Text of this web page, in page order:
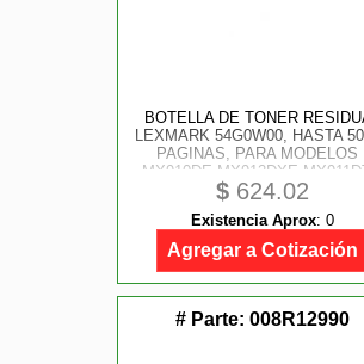
BOTELLA DE TONER
LEXMARK 54G0W00, HASTA
PAGINAS, PARA MODELOS
MX910DE MX912DXE
MS911DE
$ 624.02
Existencia Aprox: 0
Agregar a Cotización
# Parte: 008R12990